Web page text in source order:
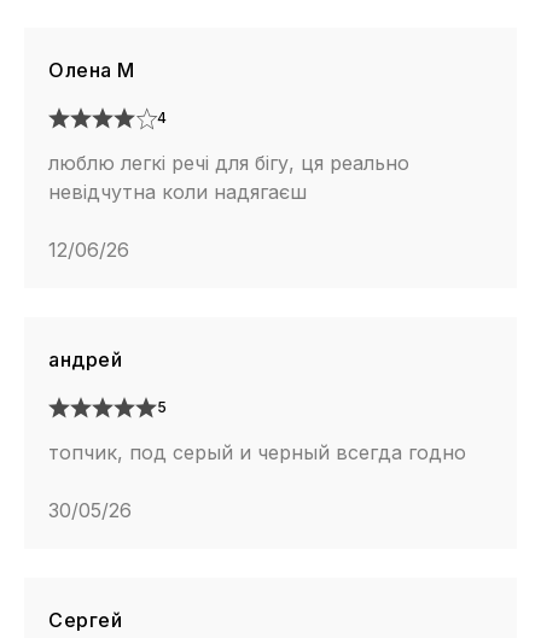
Олена М
4
люблю легкі речі для бігу, ця реально
невідчутна коли надягаєш
12/06/26
андрей
5
топчик, под серый и черный всегда годно
30/05/26
Сергей